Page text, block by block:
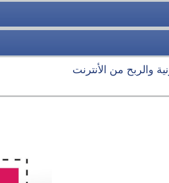
والربح من الأنترنت